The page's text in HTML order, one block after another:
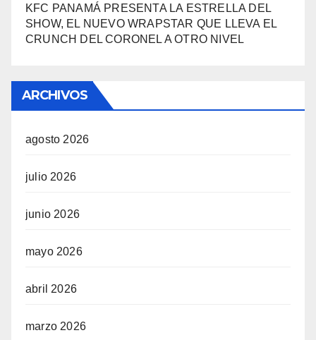
KFC PANAMÁ PRESENTA LA ESTRELLA DEL
SHOW, EL NUEVO WRAPSTAR QUE LLEVA EL
CRUNCH DEL CORONEL A OTRO NIVEL
ARCHIVOS
agosto 2026
julio 2026
junio 2026
mayo 2026
abril 2026
marzo 2026